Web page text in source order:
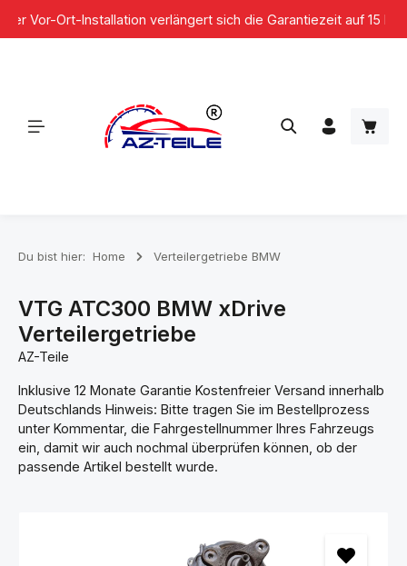
Zum Hauptinhalt springen
Vor-Ort-Installation verlängert sich die Garantiezeit auf 15
Du bist hier: Home Verteilergetriebe BMW
VTG ATC300 BMW xDrive
Verteilergetriebe
AZ-Teile
Inklusive 12 Monate Garantie Kostenfreier Versand innerhalb
Deutschlands Hinweis: Bitte tragen Sie im Bestellprozess
unter Kommentar, die Fahrgestellnummer Ihres Fahrzeugs
ein, damit wir auch nochmal überprüfen können, ob der
passende Artikel bestellt wurde.